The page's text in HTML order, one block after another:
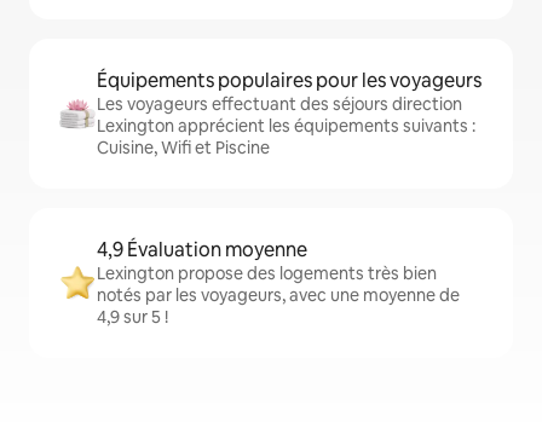
Équipements populaires pour les voyageurs
Les voyageurs effectuant des séjours direction
Lexington apprécient les équipements suivants :
Cuisine, Wifi et Piscine
4,9 Évaluation moyenne
Lexington propose des logements très bien
notés par les voyageurs, avec une moyenne de
4,9 sur 5 !